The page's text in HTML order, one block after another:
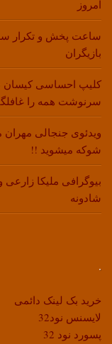
امروز
ساعت پخش و تکرار
بازیگران
کلیپ احساسی کیسان
سرنوشت همه را
ویدئوی جنجالی مهران
شوکه میشوید !!
بیوگرافی ملیکا
شادونه
.
خرید بک لینک دائمی
لایسنس نود32
پسورد نود 32